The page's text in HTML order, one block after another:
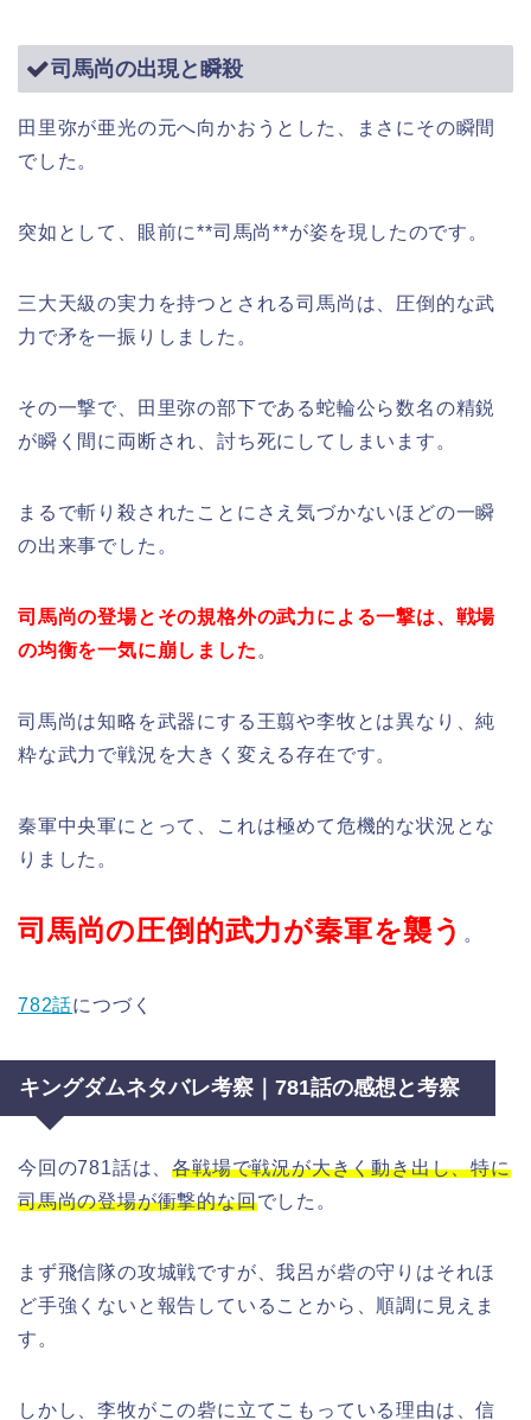
司馬尚の出現と瞬殺
田里弥が亜光の元へ向かおうとした、まさにその瞬間
でした。
突如として、眼前に**司馬尚**が姿を現したのです。
三大天級の実力を持つとされる司馬尚は、圧倒的な武
力で矛を一振りしました。
その一撃で、田里弥の部下である蛇輪公ら数名の精鋭
が瞬く間に両断され、討ち死にしてしまいます。
まるで斬り殺されたことにさえ気づかないほどの一瞬
の出来事でした。
司馬尚の登場とその規格外の武力による一撃は、戦場
の均衡を一気に崩しました 。
司馬尚は知略を武器にする王翦や李牧とは異なり、純
粋な武力で戦況を大きく変える存在です。
秦軍中央軍にとって、これは極めて危機的な状況とな
りました。
司馬尚の圧倒的武力が秦軍を襲う 。
782話につづく
キングダムネタバレ考察｜781話の感想と考察
今回の781話は、各戦場で戦況が大きく動き出し、特に
司馬尚の登場が衝撃的な回でした。
まず飛信隊の攻城戦ですが、我呂が砦の守りはそれほ
ど手強くないと報告していることから、順調に見えま
す。
しかし、李牧がこの砦に立てこもっている理由は、信